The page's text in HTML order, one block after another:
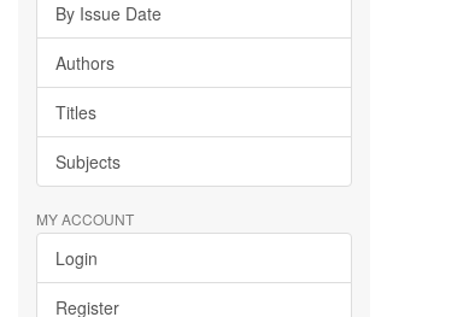
By Issue Date
Authors
Titles
Subjects
MY ACCOUNT
Login
Register